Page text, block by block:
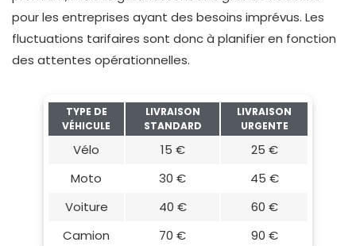
pour les entreprises ayant des besoins imprévus. Les
fluctuations tarifaires sont donc à planifier en fonction
des attentes opérationnelles.
TYPE DE
VÉHICULE
LIVRAISON
STANDARD
LIVRAISON
URGENTE
Vélo 15 €
25 €
Moto
30 €
45 €
Voiture
40 €
60 €
Camion
70 € 90 €